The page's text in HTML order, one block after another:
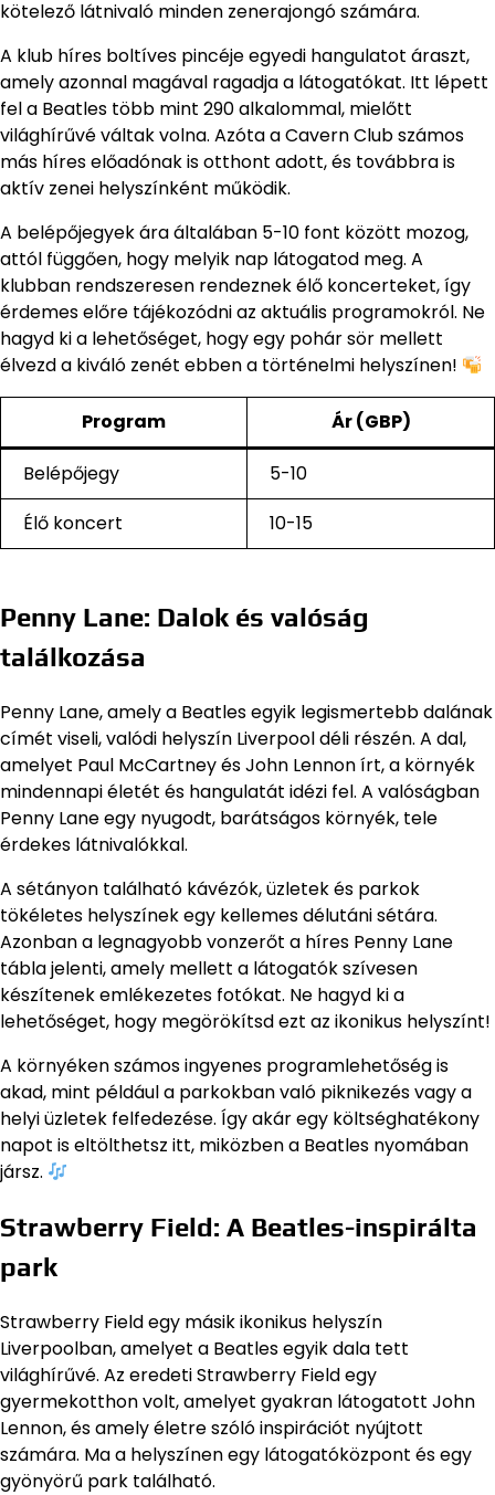
kötelező látnivaló minden zenerajongó számára.
A klub híres boltíves pincéje egyedi hangulatot áraszt,
amely azonnal magával ragadja a látogatókat. Itt lépett
fel a Beatles több mint 290 alkalommal, mielőtt
világhírűvé váltak volna. Azóta a Cavern Club számos
más híres előadónak is otthont adott, és továbbra is
aktív zenei helyszínként működik.
A belépőjegyek ára általában 5-10 font között mozog,
attól függően, hogy melyik nap látogatod meg. A
klubban rendszeresen rendeznek élő koncerteket, így
érdemes előre tájékozódni az aktuális programokról. Ne
hagyd ki a lehetőséget, hogy egy pohár sör mellett
élvezd a kiváló zenét ebben a történelmi helyszínen!
Program Ár (GBP)
Belépőjegy
5-10
Élő koncert
10-15
Penny Lane: Dalok és valóság
találkozása
Penny Lane, amely a Beatles egyik legismertebb dalának
címét viseli, valódi helyszín Liverpool déli részén. A dal,
amelyet Paul McCartney és John Lennon írt, a környék
mindennapi életét és hangulatát idézi fel. A valóságban
Penny Lane egy nyugodt, barátságos környék, tele
érdekes látnivalókkal.
A sétányon található kávézók, üzletek és parkok
tökéletes helyszínek egy kellemes délutáni sétára.
Azonban a legnagyobb vonzerőt a híres Penny Lane
tábla jelenti, amely mellett a látogatók szívesen
készítenek emlékezetes fotókat. Ne hagyd ki a
lehetőséget, hogy megörökítsd ezt az ikonikus helyszínt!
A környéken számos ingyenes programlehetőség is
akad, mint például a parkokban való piknikezés vagy a
helyi üzletek felfedezése. Így akár egy költséghatékony
napot is eltölthetsz itt, miközben a Beatles nyomában
jársz.
Strawberry Field: A Beatles-inspirálta
park
Strawberry Field egy másik ikonikus helyszín
Liverpoolban, amelyet a Beatles egyik dala tett
világhírűvé. Az eredeti Strawberry Field egy
gyermekotthon volt, amelyet gyakran látogatott John
Lennon, és amely életre szóló inspirációt nyújtott
számára. Ma a helyszínen egy látogatóközpont és egy
gyönyörű park található.